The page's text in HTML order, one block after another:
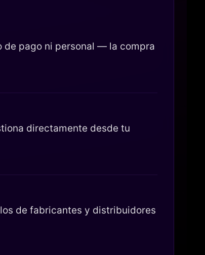
de pago ni personal — la compra
directamente desde tu
de fabricantes y distribuidores